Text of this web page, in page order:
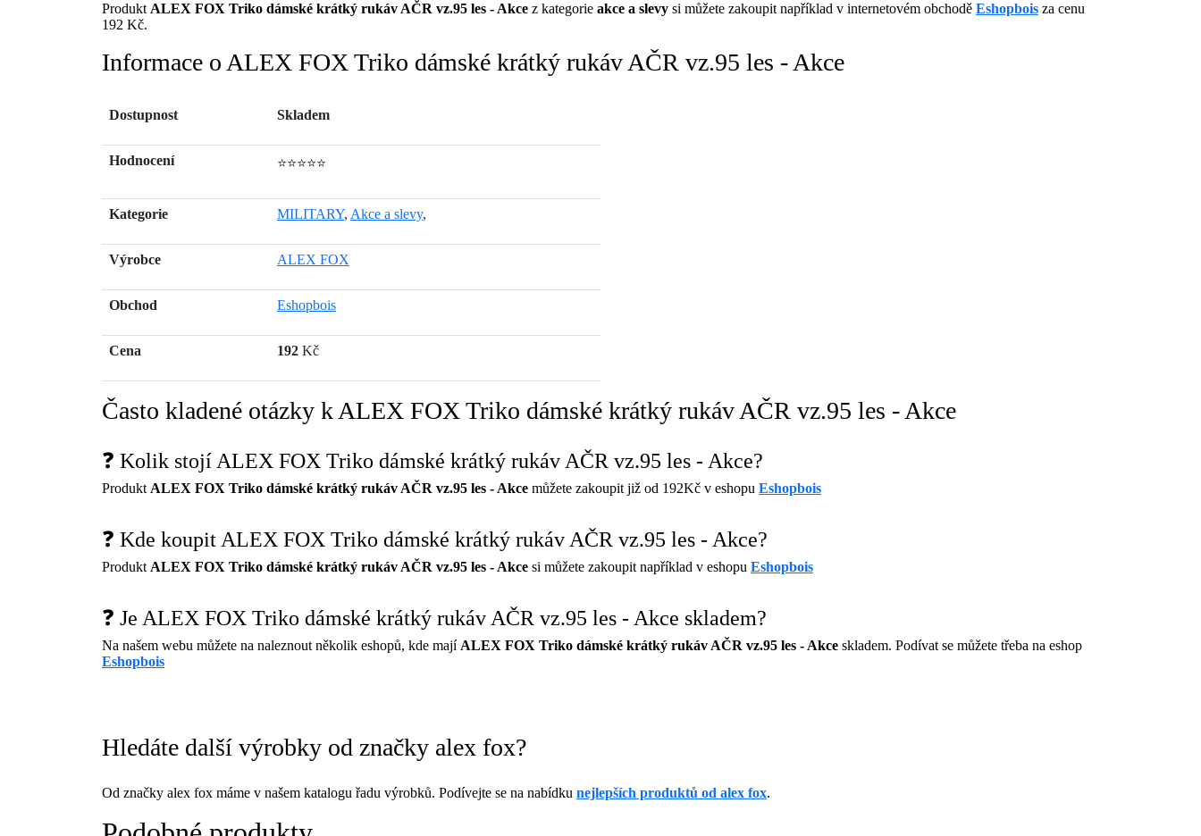
Produkt ALEX FOX Triko dámské krátký rukáv AČR vz.95 les - Akce z kategorie akce a slevy si můžete zakoupit například v internetovém obchodě Eshopbois za cenu
192 Kč.
Informace o ALEX FOX Triko dámské krátký rukáv AČR vz.95 les - Akce
Dostupnost Skladem
Hodnocení ⭐⭐⭐⭐⭐
Kategorie MILITARY, Akce a slevy,
Výrobce ALEX FOX
Obchod Eshopbois
Cena 192 Kč
Často kladené otázky k ALEX FOX Triko dámské krátký rukáv AČR vz.95 les - Akce
❓ Kolik stojí ALEX FOX Triko dámské krátký rukáv AČR vz.95 les - Akce?
Produkt ALEX FOX Triko dámské krátký rukáv AČR vz.95 les - Akce můžete zakoupit již od 192Kč v eshopu Eshopbois
❓ Kde koupit ALEX FOX Triko dámské krátký rukáv AČR vz.95 les - Akce?
Produkt ALEX FOX Triko dámské krátký rukáv AČR vz.95 les - Akce si můžete zakoupit například v eshopu Eshopbois
❓ Je ALEX FOX Triko dámské krátký rukáv AČR vz.95 les - Akce skladem?
Na našem webu můžete na naleznout několik eshopů, kde mají ALEX FOX Triko dámské krátký rukáv AČR vz.95 les - Akce skladem. Podívat se můžete třeba na eshop
Eshopbois
Hledáte další výrobky od značky alex fox?
Od značky alex fox máme v našem katalogu řadu výrobků. Podívejte se na nabídku nejlepších produktů od alex fox.